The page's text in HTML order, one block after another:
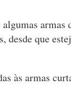
armas
desde que
às armas